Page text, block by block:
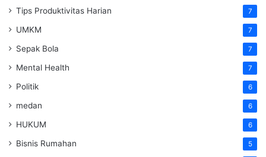
Tips Produktivitas Harian 7
UMKM 7
Sepak Bola 7
Mental Health 7
Politik 6
medan 6
HUKUM 6
Bisnis Rumahan 5